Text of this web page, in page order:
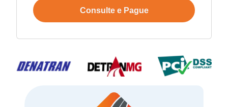
Consulte e Pague